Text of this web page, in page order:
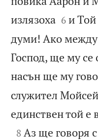
излязоха 

6 и
думи! Ако между
Господ, ще му се
насън ще му
служител
единствен той

8 Аз ще говоря с